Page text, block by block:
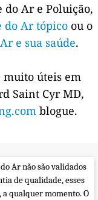
do Ar e Poluição,
Ar tópico ou o
e sua saúde.
muito úteis em
Saint Cyr MD,
blogue.
Ar não são validados
de qualidade, esses
a qualquer momento. O